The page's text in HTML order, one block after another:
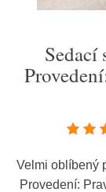
Sedací
Velmi oblíbený
Provedení: